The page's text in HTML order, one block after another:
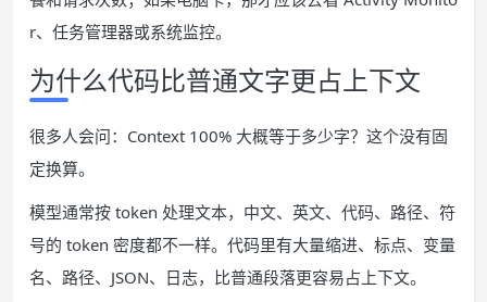
r、任务管理器或系统监控。
为什么代码比普通文字更占上下文
很多人会问：Context 100% 大概等于多少字？这个没有固
定换算。
模型通常按 token 处理文本，中文、英文、代码、路径、符
号的 token 密度都不一样。代码里有大量缩进、标点、变量
名、路径、JSON、日志，比普通段落更容易占上下文。